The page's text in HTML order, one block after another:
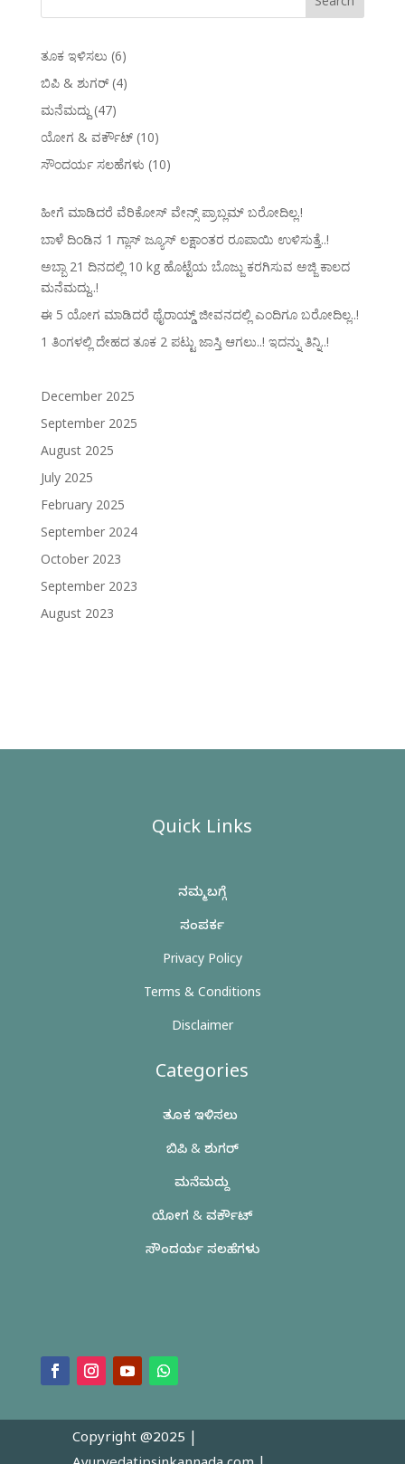
ತೂಕ ಇಳಿಸಲು (6)
ಬಿಪಿ & ಶುಗರ್(4)
ಮನೆಮದ್ದು (47)
ಯೋಗ & ವರ್ಕೌಟ್(10)
ಸೌಂದರ್ಯ ಸಲಹೆಗಳು (10)
ಹೀಗೆ ಮಾಡಿದರೆ ವೆರಿಕೋಸ್‌ ವೇನ್ಸ್‌ ಪ್ರಾಬ್ಲಮ್‌ ಬರೋದಿಲ್ಲ.!
ಬಾಳೆ ದಿಂಡಿನ 1 ಗ್ಲಾಸ್ ಜ್ಯೂಸ್ ಲಕ್ಷಾಂತರ ರೂಪಾಯಿ ಉಳಿಸುತ್ತೆ..!
ಅಬ್ಬಾ 21 ದಿನದಲ್ಲಿ 10 kg ಹೊಟ್ಟೆಯ ಬೊಜ್ಜು ಕರಗಿಸುವ ಅಜ್ಜಿ ಕಾಲದ
ಮನೆಮದ್ದು..!
ಈ 5 ಯೋಗ ಮಾಡಿದರೆ ಥೈರಾಯ್ಡ್‌ ಜೀವನದಲ್ಲಿ ಎಂದಿಗೂ ಬರೋದಿಲ್ಲ..!
1 ತಿಂಗಳಲ್ಲಿ ದೇಹದ ತೂಕ 2 ಪಟ್ಟು ಜಾಸ್ತಿ ಆಗಲು..! ಇದನ್ನು ತಿನ್ನಿ..!
December 2025
September 2025
August 2025
July 2025
February 2025
September 2024
October 2023
September 2023
August 2023
Quick Links
ನಮ್ಮ ಬಗ್ಗೆ
ಸಂಪರ್ಕ
Privacy Policy
Terms & Conditions
Disclaimer
Categories
ತೂಕ ಇಳಿಸಲು
ಬಿಪಿ & ಶುಗರ್
ಮನೆಮದ್ದು
ಯೋಗ & ವರ್ಕೌಟ್
ಸೌಂದರ್ಯ ಸಲಹೆಗಳು
Copyright @2025 |